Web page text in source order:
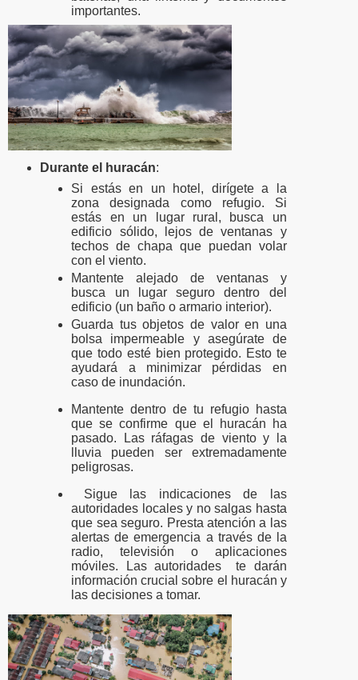
importantes.
Durante el huracán:
Si estás en un hotel, dirígete a la
zona designada como refugio. Si
estás en un lugar rural, busca un
edificio sólido, lejos de ventanas y
techos de chapa que puedan volar
con el viento.
Mantente alejado de ventanas y
busca un lugar seguro dentro del
edificio (un baño o armario interior).
Guarda tus objetos de valor en una
bolsa impermeable y asegúrate de
que todo esté bien protegido. Esto te
ayudará a minimizar pérdidas en
caso de inundación.
Mantente dentro de tu refugio hasta
que se confirme que el huracán ha
pasado. Las ráfagas de viento y la
lluvia pueden ser extremadamente
peligrosas.
Sigue las indicaciones de las
autoridades locales y no salgas hasta
que sea seguro. Presta atención a las
alertas de emergencia a través de la
radio, televisión o aplicaciones
móviles. Las autoridades te darán
información crucial sobre el huracán y
las decisiones a tomar.